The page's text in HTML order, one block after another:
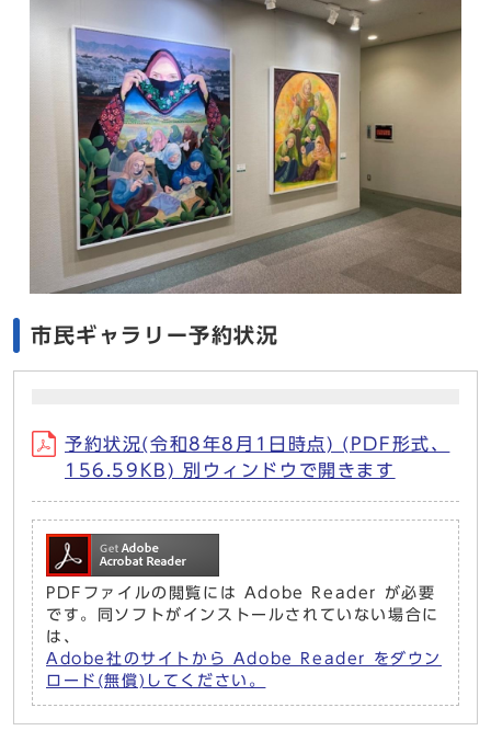
市民ギャラリー予約状況
予約状況(令和8年8月1日時点) (PDF形式、
156.59KB) 別ウィンドウで開きます
PDFファイルの閲覧には Adobe Reader が必要
です。同ソフトがインストールされていない場合に
は、
Adobe社のサイトから Adobe Reader をダウン
ロード(無償)してください。